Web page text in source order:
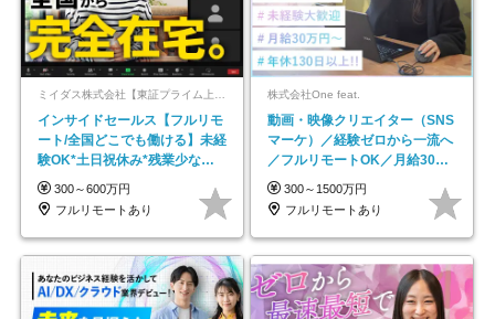
インサイドセールス【フルリモ
ート/全国どこでも働ける】未経
験OK*土日祝休み*残業少なめ*
在宅勤務手当あり
300～600万円
フルリモートあり
株式会社One feat.
動画・映像クリエイター（SNS
マーケ）／経験ゼロから一流へ
／フルリモートOK／月給30万
円～／年休130日以上
300～1500万円
フルリモートあり